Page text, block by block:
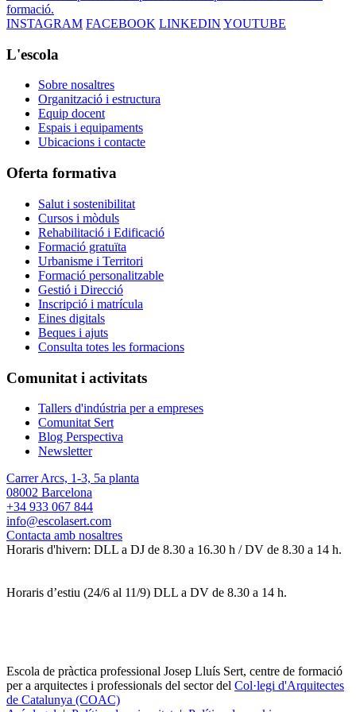
formació.
INSTAGRAM FACEBOOK LINKEDIN YOUTUBE
L'escola
Sobre nosaltres
Organització i estructura
Equip docent
Espais i equipaments
Ubicacions i contacte
Oferta formativa
Salut i sostenibilitat
Cursos i mòduls
Rehabilitació i Edificació
Formació gratuïta
Urbanisme i Territori
Formació personalitzable
Gestió i Direcció
Inscripció i matrícula
Eines digitals
Beques i ajuts
Consulta totes les formacions
Comunitat i activitats
Tallers d'indústria per a empreses
Comunitat Sert
Blog Perspectiva
Newsletter
Carrer Arcs, 1-3, 5a planta
08002 Barcelona
+34 933 067 844
info@escolasert.com
Contacta amb nosaltres
Horaris d'hivern: DLL a DJ de 8.30 a 16.30 h / DV de 8.30 a 14 h.
Horaris d’estiu (24/6 al 11/9) DLL a DV de 8.30 a 14 h.
Escola de pràctica professional Josep Lluís Sert, centre de formació
per a arquitectes i professionals del sector del Col·legi d'Arquitectes
de Catalunya (COAC)